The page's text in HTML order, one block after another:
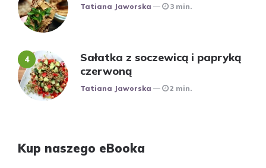
Posted
Tatiana Jaworska 3 min.
Sałatka z soczewicą i papryką
czerwoną
Posted
Tatiana Jaworska 2 min.
Kup naszego eBooka